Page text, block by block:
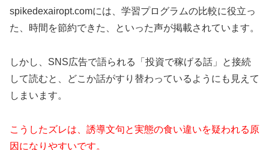
spikedexairopt.comには、学習プログラムの比較に役立っ
た、時間を節約できた、といった声が掲載されています。
しかし、SNS広告で語られる「投資で稼げる話」と接続
して読むと、どこか話がすり替わっているようにも見えて
しまいます。
こうしたズレは、誘導文句と実態の食い違いを疑われる原
因になりやすいです。